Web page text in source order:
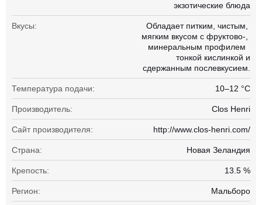
экзотические блюда
Вкусы: Обладает питким чистым
мягким вкусом с фруктово-
минеральным профилем
тонкой кислинкой и
сдержанным послевкусием.
Температура подачи: 10–12 °С
Производитель: Clos Henri
Сайт производителя: http://www.clos-henri.com/
Страна: Новая Зеландия
Крепость: 13.5 %
Регион: Мальборо